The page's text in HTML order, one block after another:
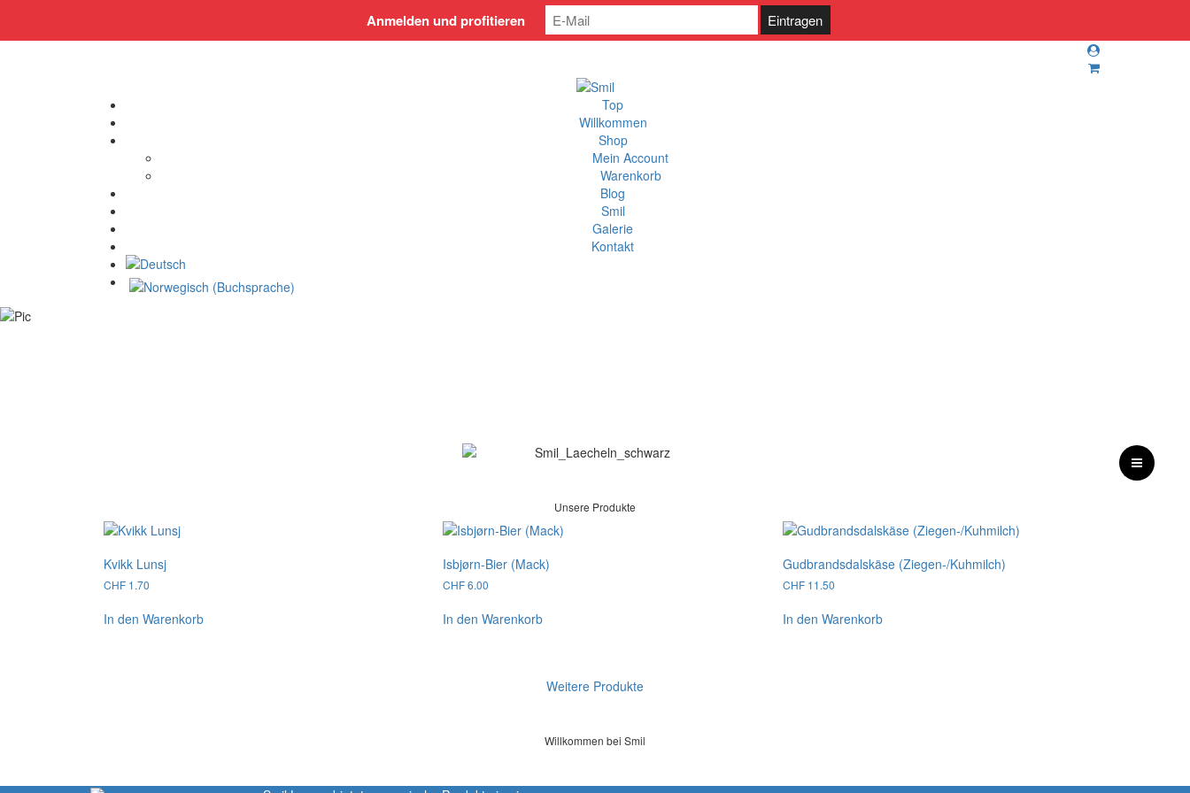
Top
Willkommen
Shop
Mein Account
Warenkorb
Blog
Smil
Galerie
Kontakt
Unsere Produkte
Kvikk Lunsj
CHF 1.70
In den Warenkorb
Isbjørn-Bier (Mack)
CHF6.00
In den Warenkorb
Gudbrandsdalskäse (Ziegen-/Kuhmilch)
CHF11.50
In den Warenkorb
Weitere Produkte
Willkommen bei Smil
Anmelden und profitieren